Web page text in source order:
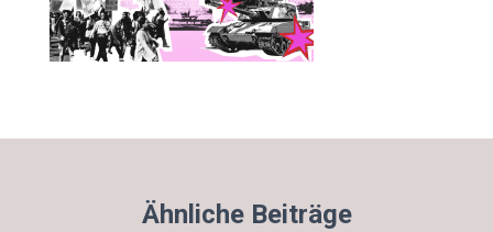
Ähnliche Beiträge